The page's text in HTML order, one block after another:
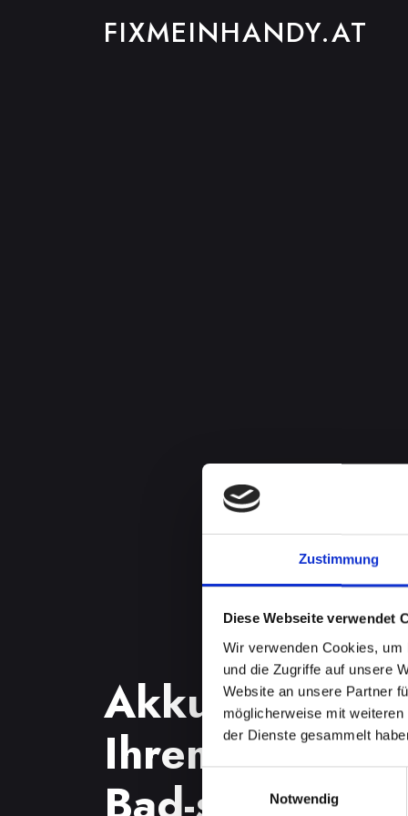
Zustimmung
Diese Webseite verwendet
Wir verwenden Cookies,
und die Zugriffe auf unsere
Website an unsere Partner
möglicherweise mit
der Dienste gesammelt
Notwendig
FIXMEINHANDY.AT
Ihrem